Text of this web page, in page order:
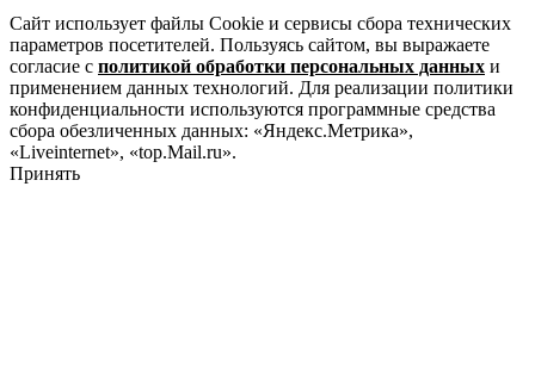
Сайт использует файлы Cookie и сервисы сбора технических
параметров посетителей. Пользуясь сайтом, вы выражаете
согласие с политикой обработки персональных данных и
применением данных технологий. Для реализации политики
конфиденциальности используются программные средства
сбора обезличенных данных: «Яндекс.Метрика»,
«Liveinternet», «top.Mail.ru».
Принять